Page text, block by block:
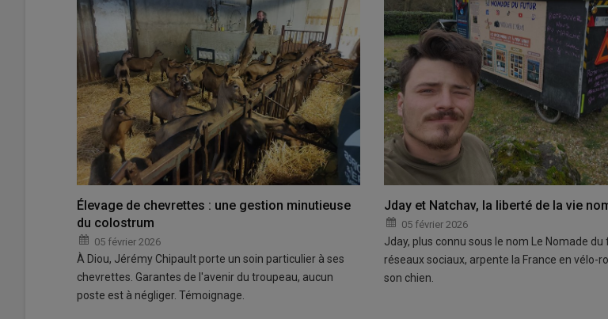
Élevage de chevrettes : une gestion minutieuse
du colostrum
05 février 2026
À Diou, Jérémy Chipault porte un soin particulier à ses
chevrettes. Garantes de l'avenir du troupeau, aucun
poste est à négliger. Témoignage.
Jday et Natchav, la liberté de la vie
05 février 2026
Jday, plus connu sous le nom Le Nomade du
réseaux sociaux, arpente la France en vélo-
son chien.